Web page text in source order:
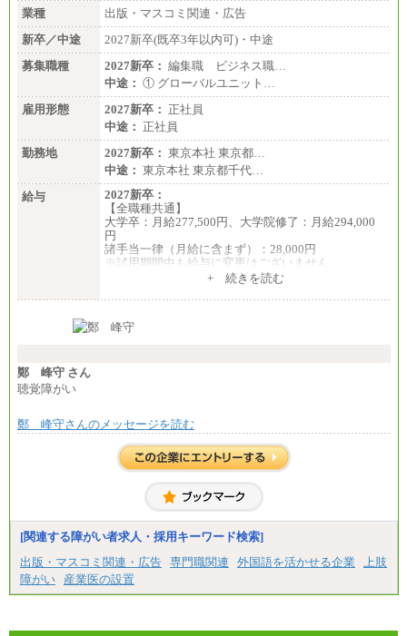
地により異なる。
〈東京・神奈川〉210,000 円
〈大阪・兵庫〉200,000 円
〈愛知〉194,500 円 〈福
岡〉185,000円
※基本給のみ（地域手当なし）
※試用期間中も給与変更なし
中途：
【阪急交通社】
◆正社員/総合職
月給250,000円～(※1)、247,000円～(※2)、242,000円
～(※3)、239,000円～(※4)、237,000円～（※5）
・月給は一律地域手当を含んだ金額を表示
（※1…36,000円、※2…33,000円、※3…28,000円、
※4…25,000円、※5…23,000円）
・試用期間中も給与変更なし
◆正社員/基幹職
〈東京・神奈川〉月給219,000 円～ 〈大阪・兵庫〉
・試用期間中も給与変更なし
※2…大阪府、京都府、兵庫県、滋賀県
※3…愛知県、静岡県
※4…北海道、宮城県、栃木県、群馬県、長野県、新
潟県、富山県、石川県、岡山県、広島県、山口県、
香川県、福岡県
分県、長崎県、熊本県、宮崎県、鹿児島県、沖縄
◆パート・アルバイト
る。
【エアサーブ】
業種
出版・マスコミ関連・広告
新卒／中途
2027新卒(既卒3年以内可)・中途
募集職種
2027新卒： 編集職 ビジネス職…
中途： ① グローバルユニット…
雇用形態
2027新卒： 正社員
中途： 正社員
勤務地
2027新卒： 東京本社 東京都…
中途： 東京本社 東京都千代…
給与
2027新卒：
【全職種共通】
大学卒：月給277,500円、大学院修了：月給294,000
円
諸手当一律（月給に含まず）：28,000円
※試用期間中も給与に変更はございません
月給370,000円～
ます。
+ 続きを読む
鄭 峰守 さん
聴覚障がい
鄭 峰守さんのメッセージを読む
[関連する障がい者求人・採用キーワード検索]
出版・マスコミ関連・広告 専門職関連 外国語を活かせる企業
上肢
障がい
産業医の設置